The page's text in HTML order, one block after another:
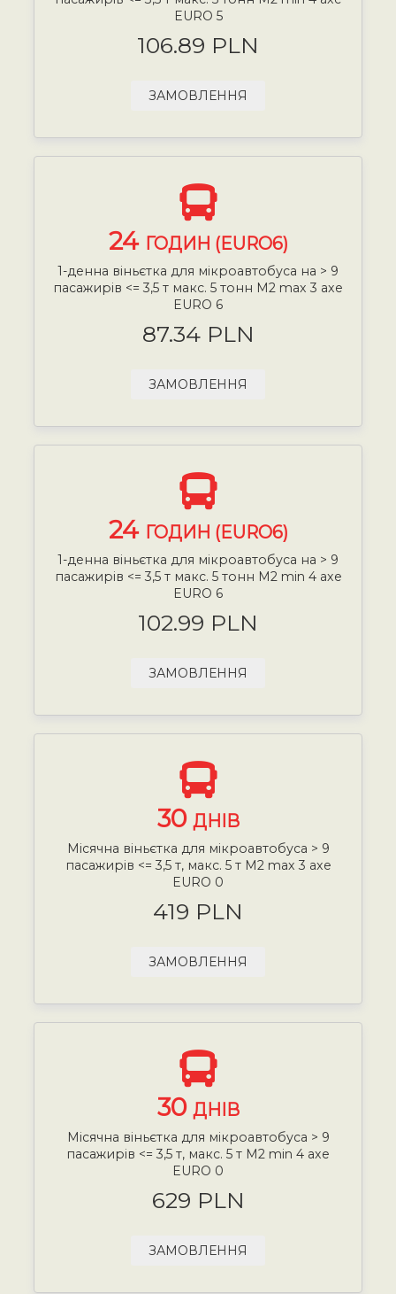
EURO 5
106.89 PLN
ЗАМОВЛЕННЯ
24 ГОДИН (EURO6)
1-денна віньєтка для мікроавтобуса на > 9
пасажирів <= 3,5 т макс. 5 тонн М2 max 3 axe
EURO 6
87.34 PLN
ЗАМОВЛЕННЯ
24 ГОДИН (EURO6)
1-денна віньєтка для мікроавтобуса на > 9
пасажирів <= 3,5 т макс. 5 тонн М2 min 4 axe
EURO 6
102.99 PLN
ЗАМОВЛЕННЯ
30 ДНІВ
Місячна віньєтка для мікроавтобуса > 9
пасажирів <= 3,5 т, макс. 5 т М2 max 3 axe
EURO 0
419 PLN
ЗАМОВЛЕННЯ
30 ДНІВ
Місячна віньєтка для мікроавтобуса > 9
пасажирів <= 3,5 т, макс. 5 т М2 min 4 axe
EURO 0
629 PLN
ЗАМОВЛЕННЯ